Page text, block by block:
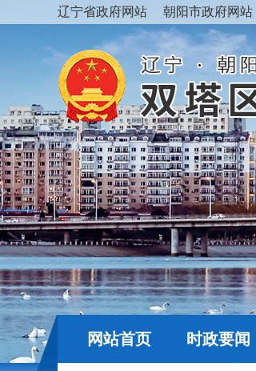
辽宁省政府网站 朝阳市政府网站
网站首页 时政要闻